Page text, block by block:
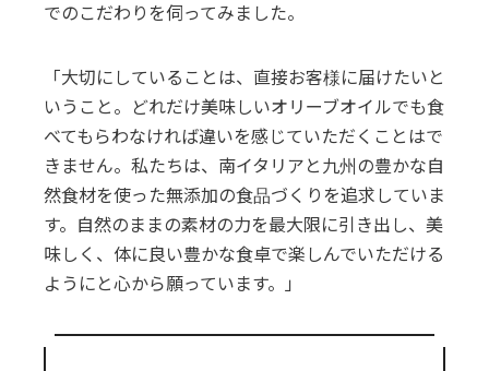
でのこだわりを伺ってみました。
「大切にしていることは、直接お客様に届けたいと
いうこと。どれだけ美味しいオリーブオイルでも食
べてもらわなければ違いを感じていただくことはで
きません。私たちは、南イタリアと九州の豊かな自
然食材を使った無添加の食品づくりを追求していま
す。自然のままの素材の力を最大限に引き出し、美
味しく、体に良い豊かな食卓で楽しんでいただける
ようにと心から願っています。」